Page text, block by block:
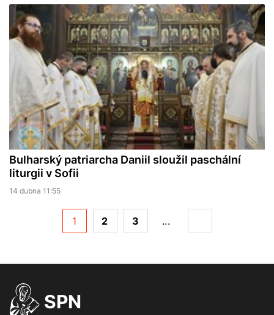
Bulharský patriarcha Daniil sloužil paschální
liturgii v Sofii
14 dubna 11:55
1 2 3 ...
SPN